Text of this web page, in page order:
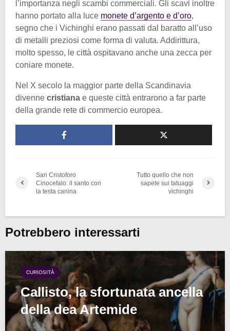
l’importanza negli scambi commerciali. Gli scavi inoltre
hanno portato alla luce monete d’argento e d’oro,
segno che i Vichinghi erano passati dal baratto all’uso
di metalli preziosi come forma di valuta. Addirittura,
molto spesso, le città ospitavano anche una zecca per
coniare monete.
Nel X secolo la maggior parte della Scandinavia
divenne cristiana e queste città entrarono a far parte
della grande rete di commercio europea.
San Cristoforo
Cinocefalo: il santo con
la testa canina
Tutto quello che non
sapete sui tatuaggi
vichinghi
Potrebbero interessarti
CURIOSITÀ
Callisto, la sfortunata ancella
della dea Artemide